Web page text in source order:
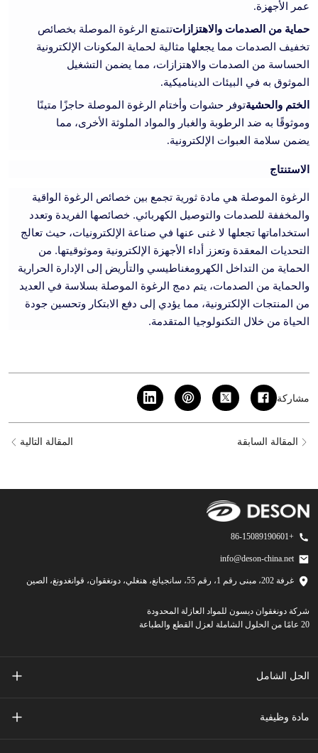
عمر الأجهزة.
حماية من الصدمات والاهتزازاتتتمتع الرغوة الموصلة بخصائص
تخفيف الصدمات مما يجعلها مثالية لحماية المكونات الإلكترونية
الحساسة من الصدمات والاهتزازات، مما يضمن التشغيل
الموثوق به في البيئات الديناميكية.
الختم والحشيةتوفر حشوات وأختام الرغوة الموصلة حاجزًا متينًا
وموثوقًا به ضد الرطوبة والغبار والمواد الملوثة الأخرى، مما
يضمن سلامة العبوات الإلكترونية.
الاستنتاج
الرغوة الموصلة هي مادة ثورية تجمع بين خصائص الرغوة الواقية
والمخففة للصدمات والتوصيل الكهربائي. خصائصها الفريدة وتعدد
استخداماتها تجعلها لا غنى عنها في صناعة الإلكترونيات، حيث تعالج
التحديات المعقدة وتعزز أداء الأجهزة الإلكترونية وموثوقيتها. من
الحماية من التداخل الكهرومغناطيسي والتأريض إلى الإدارة الحرارية
والحماية من الصدمات، يتم دمج الرغوة الموصلة بسلاسة في العديد
من المنتجات الإلكترونية، مما يؤدي إلى دفع الابتكار وتحسين جودة
الحياة من خلال التكنولوجيا المتقدمة.
مشاركة
المقالة السابقة المقالة التالية
+86-15089190601
info@deson-china.net
غرفة 202، مبنى رقم 1، رقم 55، سانجيانغ، هنغلي، دونغقوان، قوانغدونغ، الصين
شركة دونغقوان ديسون للمواد العازلة المحدودة
20 عامًا من الحلول الشاملة لعزل القطع والطباعة
الحل الشامل
مفاتيح غشائية مطبوعة على الشاشة
مادة وظيفية